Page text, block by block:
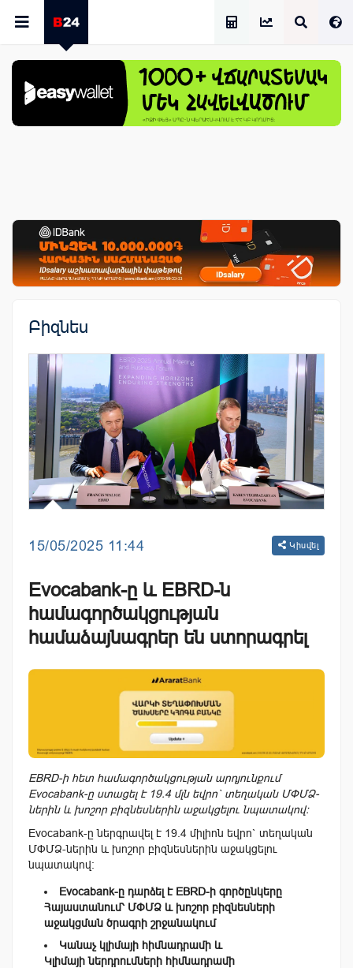
Բիզնես
15/05/2025 11:44 Կիսվել
Evocabank-ը և EBRD-ն
համագործակցության
համաձայնագրեր են ստորագրել
EBRD-ի հետ համագործակցության արդյունքում
Evocabank-ը ստացել է 19.4 մլն եվրո` տեղական ՄՓՄՁ-
ներին և խոշոր բիզնեսներին աջակցելու նպատակով։
Evocabank-ը ներգրավել է 19.4 միլիոն եվրո` տեղական
ՄՓՄՁ-ներին և խոշոր բիզնեսներին աջակցելու
նպատակով:
Evocabank-ը դարձել է EBRD-ի գործընկերը
Հայաստանում՝ ՄՓՄՁ և խոշոր բիզնեսների
աջակցման ծրագրի շրջանակում
Կանաչ կլիմայի հիմնադրամի և
Կլիմայի ներդրումների հիմնադրամի